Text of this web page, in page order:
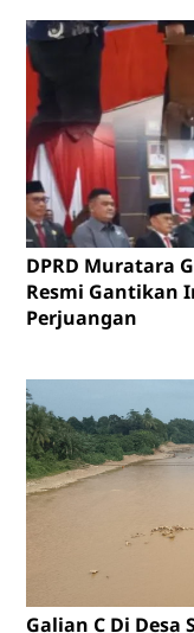
DPRD Muratara
Resmi Gantikan
Perjuangan
Galian C Di